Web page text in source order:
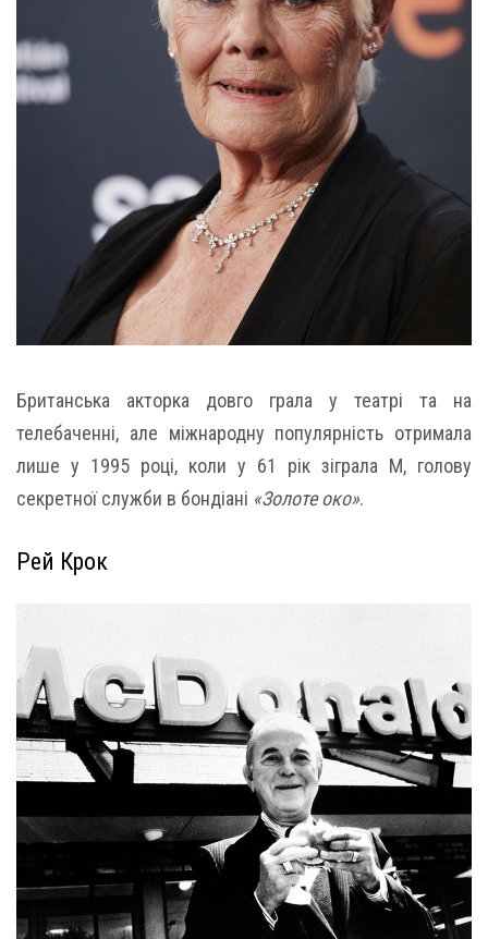
Британська акторка довго грала у театрі та на
телебаченні, але міжнародну популярність отримала
лише у 1995 році, коли у 61 рік зіграла М, голову
секретної служби в бондіані «Золоте око».
Рей Крок